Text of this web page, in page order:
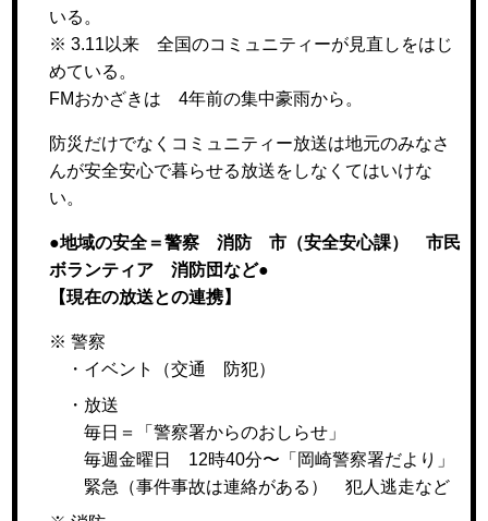
いる。
※ 3.11以来 全国のコミュニティーが見直しをはじ
めている。
FMおかざきは 4年前の集中豪雨から。
防災だけでなくコミュニティー放送は地元のみなさ
んが安全安心で暮らせる放送をしなくてはいけな
い。
●地域の安全＝警察 消防 市（安全安心課） 市民
ボランティア 消防団など●
【現在の放送との連携】
※ 警察
・イベント（交通 防犯）
・放送
毎日＝「警察署からのおしらせ」
毎週金曜日 12時40分〜「岡崎警察署だより」
緊急（事件事故は連絡がある） 犯人逃走など